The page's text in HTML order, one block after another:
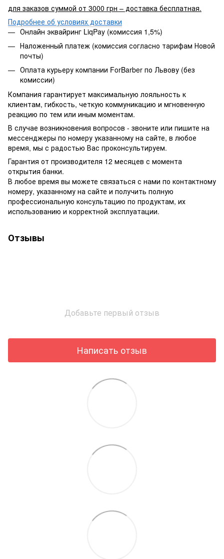
для заказов суммой от 3000 грн – доставка бесплатная.
Подробнее об условиях доставки
Онлайн эквайринг LiqPay (комиссия 1,5%)
Наложенный платеж (комиссия согласно тарифам Новой
почты)
Оплата курьеру компании ForBarber по Львову (без
комиссии)
Компания гарантирует максимальную лояльность к
клиентам, гибкость, четкую коммуникацию и мгновенную
реакцию по тем или иным моментам.
В случае возникновения вопросов - звоните или пишите на
мессенджеры по номеру указанному на сайте, в любое
время, мы с радостью Вас проконсультируем.
Гарантия от производителя 12 месяцев с момента
открытия банки.
В любое время вы можете связаться с нами по контактному
номеру, указанному на сайте и получить полную
профессиональную консультацию по продуктам, их
использованию и корректной эксплуатации.
Отзывы
Добавьте первый отзыв
Написать отзыв